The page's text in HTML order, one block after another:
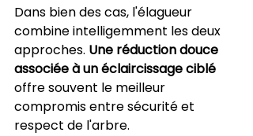
Dans bien des cas, l'élagueur
combine intelligemment les deux
approches. Une réduction douce
associée à un éclaircissage ciblé
offre souvent le meilleur
compromis entre sécurité et
respect de l'arbre.